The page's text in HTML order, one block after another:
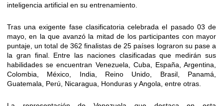
inteligencia artificial en su entrenamiento.
Tras una exigente fase clasificatoria celebrada el pasado 03 de
mayo, en la que avanzó la mitad de los participantes con mayor
puntaje, un total de 362 finalistas de 25 países lograron su pase a
la gran final. Entre las naciones clasificadas que medirán sus
habilidades se encuentran Venezuela, Cuba, España, Argentina,
Colombia, México, India, Reino Unido, Brasil, Panamá,
Guatemala, Perú, Nicaragua, Honduras y Angola, entre otras.